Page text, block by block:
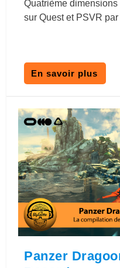
Quatrième
sur Quest et PSVR
En savoir plus
Panzer